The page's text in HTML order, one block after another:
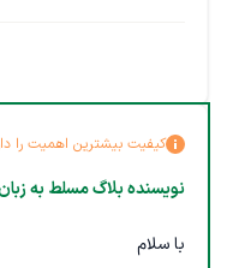
کیفیت بیشترین اهمیت را
نویسنده بلاگ مسلط به
با سلام